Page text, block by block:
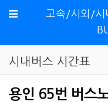
메뉴
고속/시외/시
시내버스 시간표
용인 65번 버스